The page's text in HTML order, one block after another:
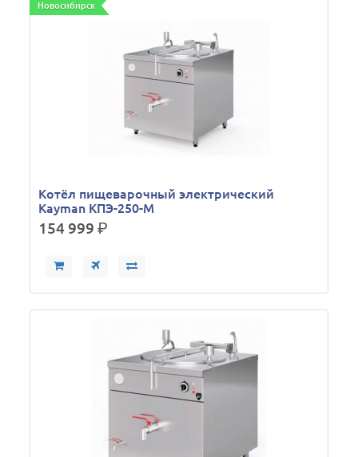
Новосибирск
Котёл пищеварочный электрический
Kayman КПЭ-250-М
154 999р.